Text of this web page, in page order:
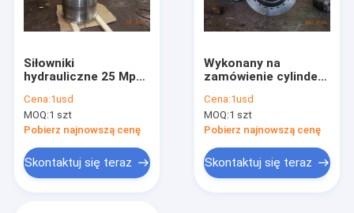
Siłowniki
hydrauliczne 25 Mpa
zamówienie, siłownik
hydrauliczny
pojedynczego
Cena:1usd
MOQ:1 szt
Pobierz najnowszą cenę
Skontaktuj się teraz
Wykonany na
zamówienie cylinder
hydraulicznej prasy
do tłoczenia na
gorąco
Cena:1usd
MOQ:1 szt
Pobierz najnowszą cenę
Skontaktuj się teraz